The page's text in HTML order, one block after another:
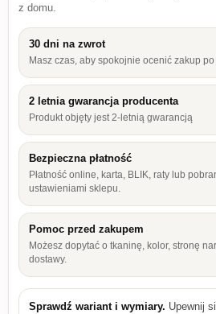
z domu.
30 dni na zwrot
Masz czas, aby spokojnie ocenić zakup
2 letnia gwarancja producenta
Produkt objęty jest 2-letnią gwarancją
Bezpieczna płatność
Płatność online, karta, BLIK, raty lub
ustawieniami sklepu.
Pomoc przed zakupem
Możesz dopytać o tkaninę, kolor, stronę
dostawy.
Sprawdź wariant i wymiary. Upewnij